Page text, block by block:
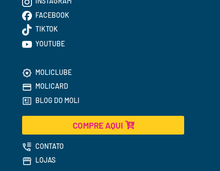
FACEBOOK
TIKTOK
YOUTUBE
MOLICLUBE
MOLICARD
BLOG DO MOLI
COMPRE AQUI
CONTATO
LOJAS